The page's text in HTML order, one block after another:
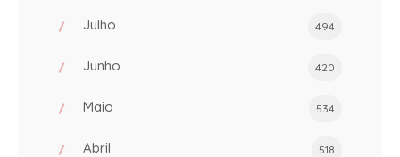
Julho 494
Junho 420
Maio 534
Abril 518